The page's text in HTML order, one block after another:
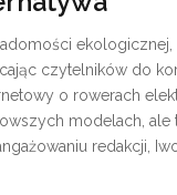
ekologicznej,
czytelników do
o rowerach
modelach, ale
redakcji,